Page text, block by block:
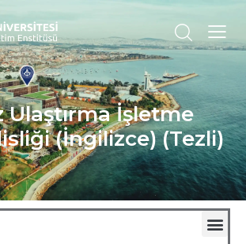
Ulaştırma İşletme
(İngilizce) (Tezli)